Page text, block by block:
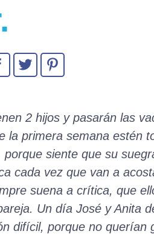
2 hijos y pasarán las
la primera semana estén
siente que su
cada vez que van a
suena a crítica, que
Un día José y Anita
difícil, porque no